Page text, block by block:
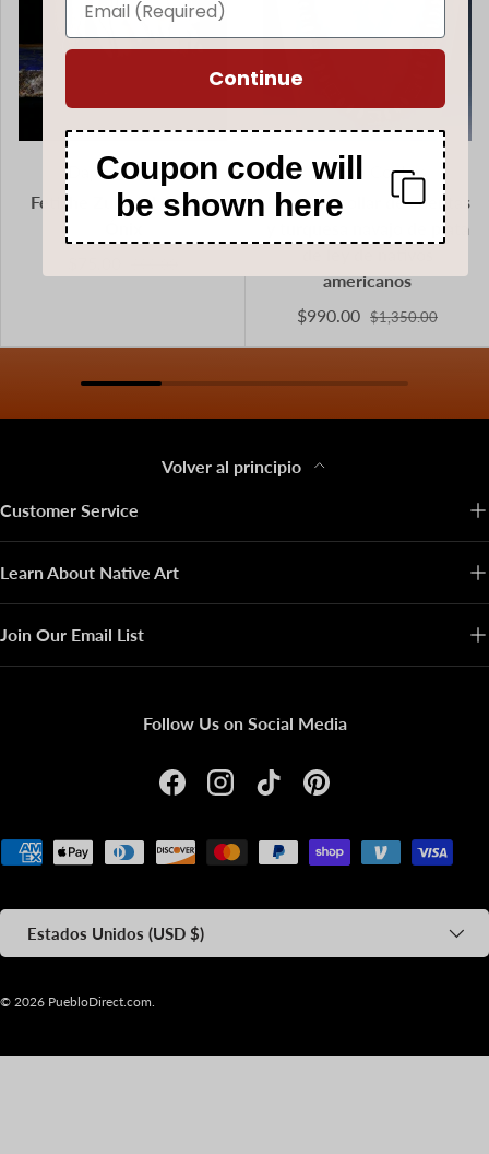
Daphne Quam
Fetiche Zuni del Oso de
Sharon Cooley
Juego de collar de cuentas
y turquesa navajo de plata
americanos
$990.00 $1,350.00
Volver al principio
Customer Service
Learn About Native Art
Join Our Email List
Follow Us on Social Media
FacebookInstagramTikTokPinterest
Formas de pago aceptadas
País/Región
Estados Unidos (USD $)
© 2026 PuebloDirect.com.
Continue
Coupon code will
be shown here